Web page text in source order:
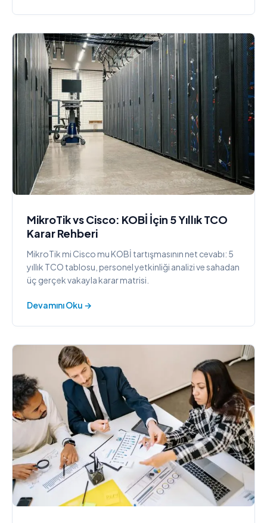
MikroTik vs Cisco: KOBİ İçin 5 Yıllık TCO
Karar Rehberi
MikroTik mi Cisco mu KOBİ tartışmasının net cevabı: 5
yıllık TCO tablosu, personel yetkinliği analizi ve sahadan
üç gerçek vakayla karar matrisi.
Devamını Oku →